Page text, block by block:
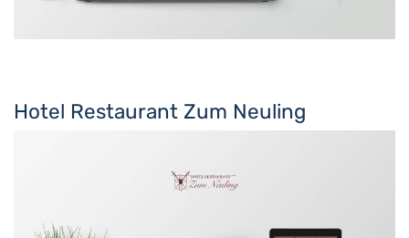
Hotel Restaurant Zum Neuling